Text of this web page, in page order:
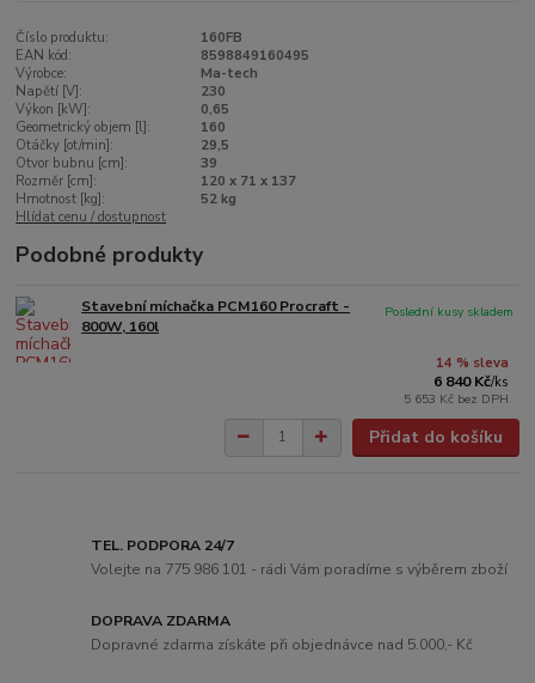
Číslo produktu:
160FB
EAN kód:
8598849160495
Výrobce:
Ma-tech
Napětí [V]:
230
Výkon [kW]:
0,65
Geometrický objem [l]:
160
Otáčky [ot/min]:
29,5
Otvor bubnu [cm]:
39
Rozměr [cm]:
120 x 71 x 137
Hmotnost [kg]:
52 kg
Hlídat cenu / dostupnost
Podobné produkty
Stavební míchačka PCM160 Procraft -
800W, 160l
14 % sleva
6 840 Kč/ks
5 653 Kč bez DPH
Poslední kusy skladem
Přidat do košíku
TEL. PODPORA 24/7
Volejte na 775 986 101 - rádi Vám poradíme s výběrem zboží
DOPRAVA ZDARMA
Dopravné zdarma získáte při objednávce nad 5.000,- Kč